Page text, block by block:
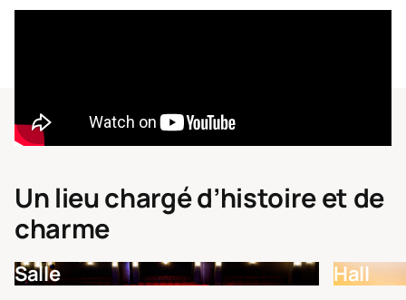
Un lieu chargé d’histoire et de
charme
Salle Hall